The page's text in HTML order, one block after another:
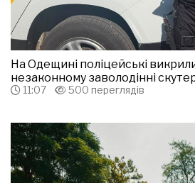
На Одещині поліцейські
незаконному заволодінні
11:07 500 переглядів